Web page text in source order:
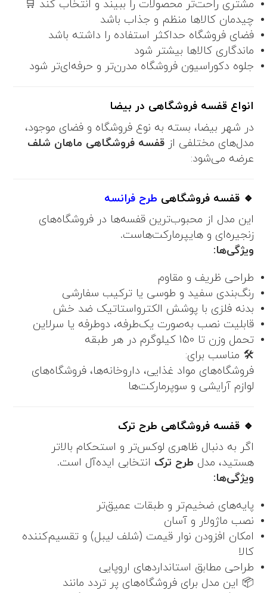
مشتری راحت‌تر محصولات را ببیند و انتخاب کند 🛒
چیدمان کالاها منظم و جذاب باشد
فضای فروشگاه حداکثر استفاده را داشته باشد
ماندگاری کالاها بیشتر شود
جلوه دکوراسیون فروشگاه مدرن‌تر و حرفه‌ای‌تر شود
انواع قفسه فروشگاهی در بیضا
در شهر بیضا، بسته به نوع فروشگاه و فضای موجود،
مدل‌های مختلفی ازقفسه فروشگاهی ماهان شلف
عرضه می‌شود:
🔹 قفسه فروشگاهی طرح فرانسه
این مدل از محبوب‌ترین قفسه‌ها در فروشگاه‌های
زنجیره‌ای و هایپرمارکت‌هاست.
ویژگی‌ها:
طراحی ظریف و مقاوم
رنگ‌بندی سفید و طوسی یا ترکیب سفارشی
بدنه فلزی با پوشش الکترواستاتیک ضد خش
قابلیت نصب به‌صورت یک‌طرفه، دوطرفه یا سرلاین
تحمل وزن تا 150 کیلوگرم در هر طبقه
🛠 مناسب برای:
فروشگاه‌های مواد غذایی، داروخانه‌ها، فروشگاه‌های
لوازم آرایشی و سوپرمارکت‌ها
🔹 قفسه فروشگاهی طرح ترک
اگر به دنبال ظاهری لوکس‌تر و استحکام بالاتر
هستید، مدل طرح ترک انتخابی ایده‌آل است.
ویژگی‌ها:
پایه‌های ضخیم‌تر و طبقات عمیق‌تر
نصب ماژولار و آسان
امکان افزودن نوار قیمت (شلف لیبل) و تقسیم‌کننده
کالا
طراحی مطابق استانداردهای اروپایی
📦 این مدل برای فروشگاه‌های پر تردد مانند